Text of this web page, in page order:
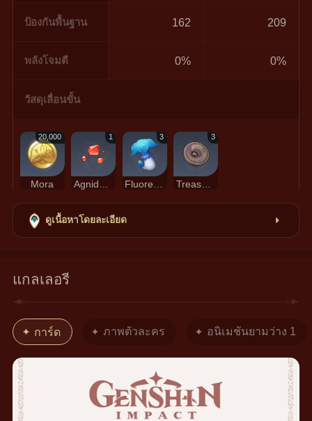
ป้องกันพื้นฐาน 162 209
พลังโจมตี 0% 0%
วัสดุเลื่อนขั้น
20,000
Mora
1 3 3
Treasure Hoarders Insignia
ดูเนื้อหาโดยละเอียด
แกลเลอรี
การ์ด ภาพตัวละคร อนิเมชันยามว่าง 1